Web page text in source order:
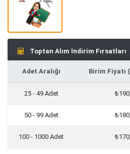
Toptan Alım İndirim Fırsatları
Adet Aralığı Birim Fiyatı
25 - 49 Adet
50 - 99 Adet
100 - 1000 Adet